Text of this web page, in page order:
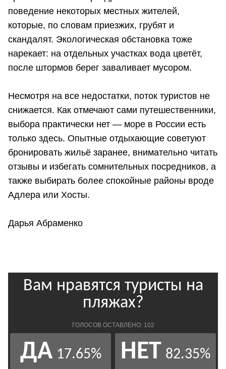
поведение некоторых местных жителей,
которые, по словам приезжих, грубят и
скандалят. Экологическая обстановка тоже
нарекает: на отдельных участках вода цветёт,
после штормов берег заваливает мусором.
Несмотря на все недостатки, поток туристов не
снижается. Как отмечают сами путешественники,
выбора практически нет — море в России есть
только здесь. Опытные отдыхающие советуют
бронировать жильё заранее, внимательно читать
отзывы и избегать сомнительных посредников, а
также выбирать более спокойные районы вроде
Адлера или Хосты.
Дарья Абраменко